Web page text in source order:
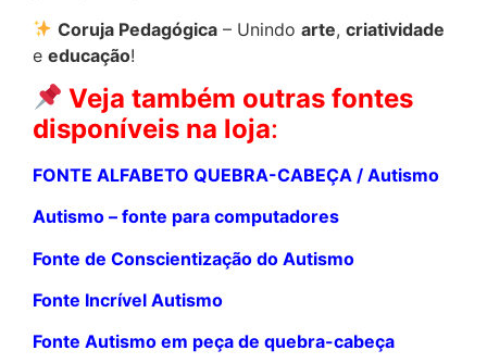
Coruja Pedagógica – Unindoarte,criatividade
e educação!
Veja também outras fontes
disponíveis na loja:
FONTE ALFABETO QUEBRA-CABEÇA / Autismo
Autismo – fonte para computadores
Fonte de Conscientização do Autismo
Fonte Incrí­vel Autismo
Fonte Autismo em peça de quebra-cabeça